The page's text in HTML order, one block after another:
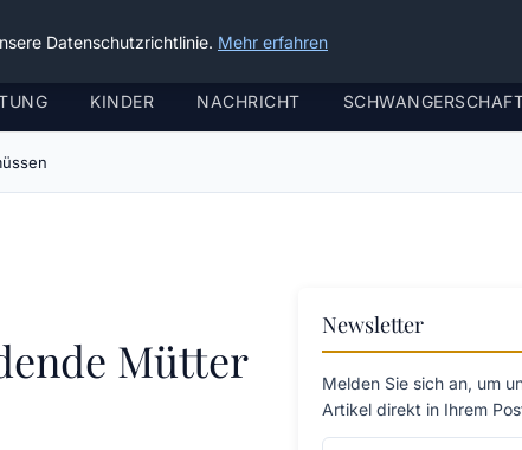
KINDER NACHRICHT
Mütter
Newsletter
Melden Sie sich an, um
Artikel direkt in Ihrem
Datenschutzrichtlinie. Mehr erfahren